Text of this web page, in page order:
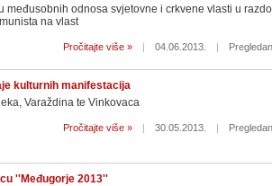
međusobnih odnosa svjetovne i crkvene vlasti u
na vlast
Pročitajte više » | 04.06.2013. |
kulturnih manifestacija
Varaždina te Vinkovaca
Pročitajte više » | 30.05.2013. |
''Međugorje 2013''